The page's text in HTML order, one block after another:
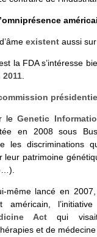
existent aussi
la FDA s’intéresse
.
leGenetic
en 2008 sous
les discriminations
leur patrimoine
même lancé en 2007,
américain,
Act
qui
et de